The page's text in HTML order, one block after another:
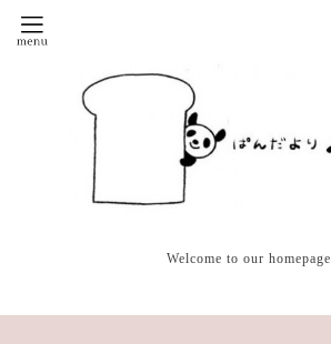
Welcome to our homepage